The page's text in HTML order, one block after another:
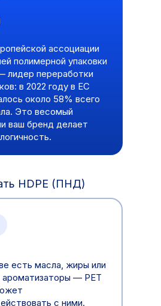
HDPE (ПНД)
есть масла, жиры или
ароматизаторы — РЕТ
с ними.
ассоциации
полимерной упаковки
лидер переработки
в 2022 году в ЕС
около 58% всего
Это весомый
ваш бренд делает